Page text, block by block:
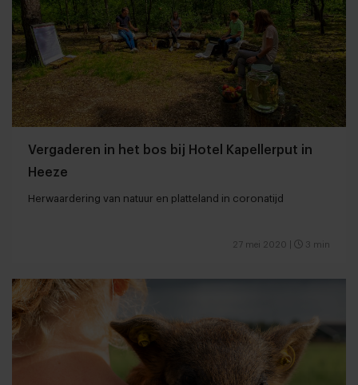
Vergaderen in het bos bij Hotel Kapellerput in
Heeze
Herwaardering van natuur en platteland in coronatijd
27 mei 2020 3 min